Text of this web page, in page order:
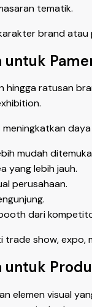
tematik.
brand
untuk
hingga ratusan
mudah
yang lebih jauh.
perusahaan.
dari
trade show,
untuk
elemen visual